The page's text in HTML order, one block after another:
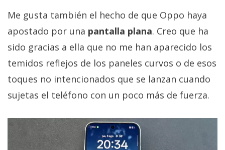
Me gusta también el hecho de que Oppo haya
apostado por una pantalla plana. Creo que ha
sido gracias a ella que no me han aparecido los
temidos reflejos de los paneles curvos o de esos
toques no intencionados que se lanzan cuando
sujetas el teléfono con un poco más de fuerza.